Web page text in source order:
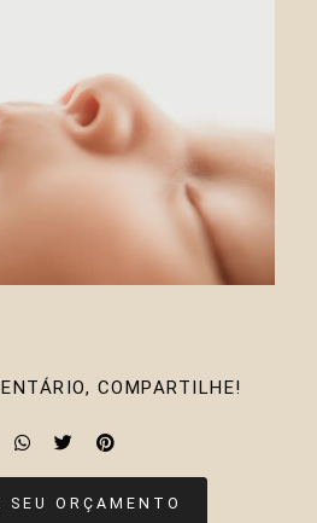
COMPARTILHE!
SEU ORÇAMENTO